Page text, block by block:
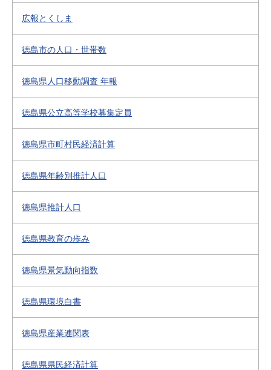
広報とくしま
徳島市の人口・世帯数
徳島県人口移動調査 年報
徳島県公立高等学校募集定員
徳島県市町村民経済計算
徳島県年齢別推計人口
徳島県推計人口
徳島県教育の歩み
徳島県景気動向指数
徳島県環境白書
徳島県産業連関表
徳島県県民経済計算